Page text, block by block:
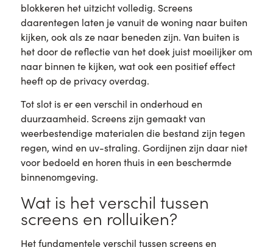
blokkeren het uitzicht volledig. Screens
daarentegen laten je vanuit de woning naar buiten
kijken, ook als ze naar beneden zijn. Van buiten is
het door de reflectie van het doek juist moeilijker om
naar binnen te kijken, wat ook een positief effect
heeft op de privacy overdag.
Tot slot is er een verschil in onderhoud en
duurzaamheid. Screens zijn gemaakt van
weerbestendige materialen die bestand zijn tegen
regen, wind en uv-straling. Gordijnen zijn daar niet
voor bedoeld en horen thuis in een beschermde
binnenomgeving.
Wat is het verschil tussen
screens en rolluiken?
Het fundamentele verschil tussen screens en